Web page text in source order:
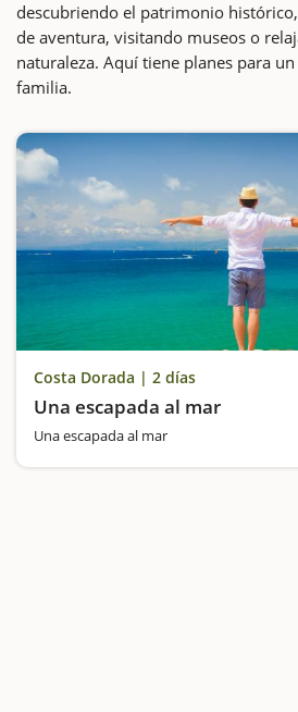
descubriendo el patrimonio
de aventura, visitando museos o
naturaleza. Aquí tiene planes para
familia.
Costa Dorada | 2 días
Una escapada al mar
Una escapada al mar